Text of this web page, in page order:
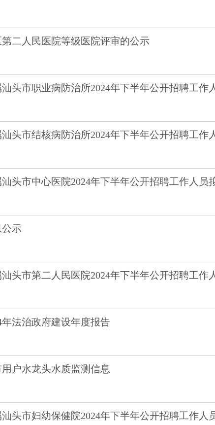
二人民医院等级医院评审的公示
头市职业病防治所2024年下半年公开招聘工作
头市结核病防治所2024年下半年公开招聘工作
头市中心医院2024年下半年公开招聘工作人员
公示
头市第二人民医院2024年下半年公开招聘工
法治政府建设年度报告
户水龙头水质监测信息
头市妇幼保健院2024年下半年公开招聘工作人